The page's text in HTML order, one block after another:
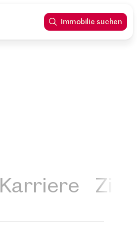
Immobilie suchen
Karriere